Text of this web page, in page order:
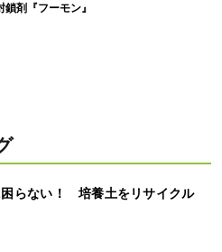
剤『フーモン』
困らない！ 培養土をリサイクル